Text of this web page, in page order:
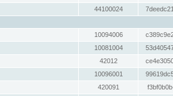
44100024
10094006
10081004
42012
10096001
420091